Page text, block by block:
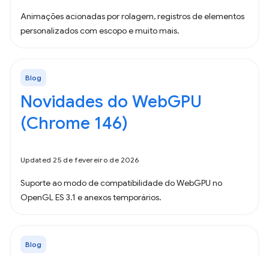
Animações acionadas por rolagem, registros de elementos
personalizados com escopo e muito mais.
Blog
Novidades do WebGPU
(Chrome 146)
Updated 25 de fevereiro de 2026
Suporte ao modo de compatibilidade do WebGPU no
OpenGL ES 3.1 e anexos temporários.
Blog